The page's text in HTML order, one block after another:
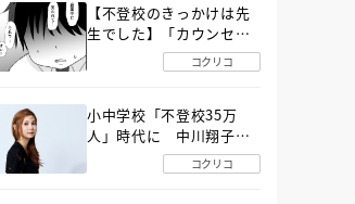
【不登校のきっかけは先
生でした】「カウンセリ
ングの時間」生徒の情報
をバラしたのは…《第２
コクリコ
小中学校「不登校35万
人」時代に 中川翔子さ
んが審査委員長「不登校
生動画甲子園 2026」が開
コクリコ